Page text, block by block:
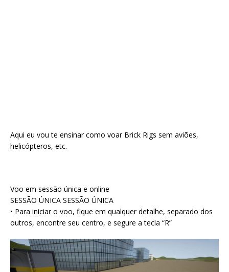
Aqui eu vou te ensinar como voar Brick Rigs sem aviões,
helicópteros, etc.
Voo em sessão única e online
SESSÃO ÚNICA SESSÃO ÚNICA
• Para iniciar o voo, fique em qualquer detalhe, separado dos
outros, encontre seu centro, e segure a tecla “R”